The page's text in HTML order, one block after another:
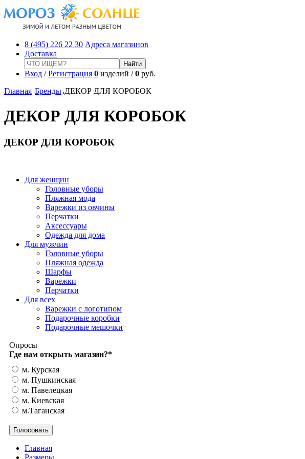
8 (495) 226 22 30 Адреса магазинов
Доставка
Вход /Регистрация 0 изделий /0 руб.
Главная Бренды ДЕКОР ДЛЯ КОРОБОК
ДЕКОР ДЛЯ КОРОБОК
ДЕКОР ДЛЯ КОРОБОК
Для женщин
Головные уборы
Пляжная мода
Варежки из овчины
Перчатки
Аксессуары
Одежда для дома
Для мужчин
Головные уборы
Пляжная одежда
Шарфы
Варежки
Перчатки
Для всех
Варежки с логотипом
Подарочные коробки
Подарочные мешочки
Опросы
Где нам открыть магазин?*
м. Курская
м. Пушкинская
м. Павелецкая
м. Киевская
м.Таганская
Главная
Размеры